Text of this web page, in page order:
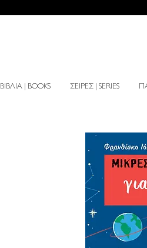
ΒΙΒΛΙΑ | BOOKS ΣΕΙΡΕΣ | SERIES